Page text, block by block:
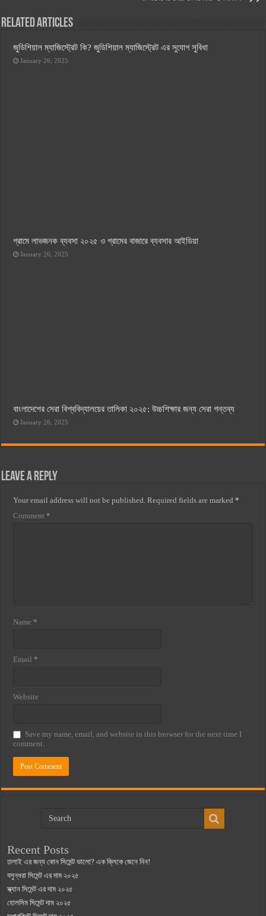
Related Articles
জুডিশিয়াল ম্যাজিস্ট্রেট কি? জুডিশিয়াল ম্যাজিস্ট্রেট এর সুযোগ সুবিধা
January 26, 2025
গ্রামে লাভজনক ব্যবসা ২০২৫ ও গ্রামের বাজারে ব্যবসার আইডিয়া
January 26, 2025
বাংলাদেশের সেরা বিশ্ববিদ্যালয়ের তালিকা ২০২৫: উচ্চশিক্ষার জন্য সেরা গন্তব্য
January 26, 2025
Leave a Reply
Your email address will not be published. Required fields are marked*
Comment *
Name *
Email *
Website
Save my name, email, and website in this browser for the next time I
comment.
Recent Posts
ঢালাই এর জন্য কোন সিমেন্ট ভালো? এক ক্লিকে জেনে নিন!
বসুন্ধরা সিমেন্ট এর দাম ২০২৫
স্ক্যান সিমেন্ট এর দাম ২০২৫
হোলসিম সিমেন্ট দাম ২০২৫